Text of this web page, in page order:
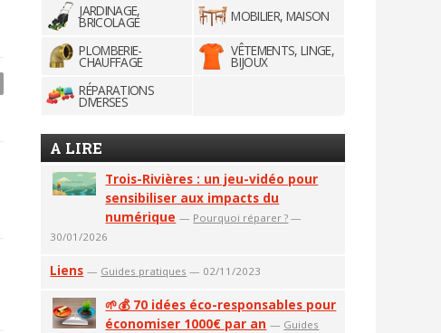
JARDINAGE,
BRICOLAGE
MOBILIER, MAISON
PLOMBERIE-
CHAUFFAGE
VÊTEMENTS, LINGE,
BIJOUX
RÉPARATIONS
DIVERSES
A LIRE
Trois-Rivières : un jeu-vidéo pour
sensibiliser aux impacts du
numérique — Pourquoi réparer ? —
30/01/2026
Liens — Guides pratiques — 02/11/2023
🌱💰 70 idées éco-responsables pour
économiser 1000€ par an — Guides